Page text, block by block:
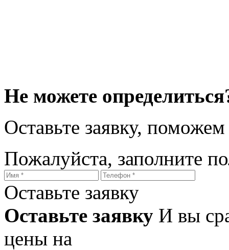
Не можете
Оставьте заявку,
Пожалуйста, заполните
Оставьте заявку
Оставьте заявку И вы
цены на